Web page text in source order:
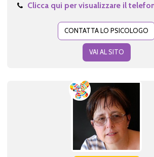
Clicca qui per visualizzare il
CONTATTA LO PSICOLOGO
VAI AL SITO